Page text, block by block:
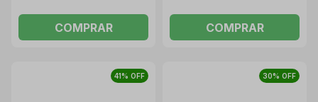
COMPRAR COMPRAR
41% OFF 30% OFF